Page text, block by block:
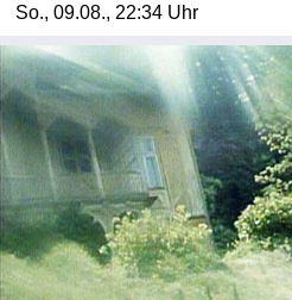
So., 09.08., 22:34 Uhr